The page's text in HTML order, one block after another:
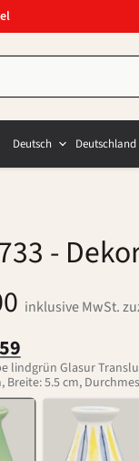
Sprache
Deutsch Land
Deutschland
-
inklusive MwSt.
lindgrün Glasur
Breite: 5.5 cm,